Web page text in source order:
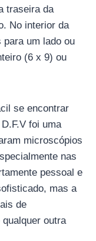
traseira da
No interior da
um lado ou
(6 x 9) ou
se encontrar
foi uma
microscópios
nas
pessoal e
mas a
de
outra